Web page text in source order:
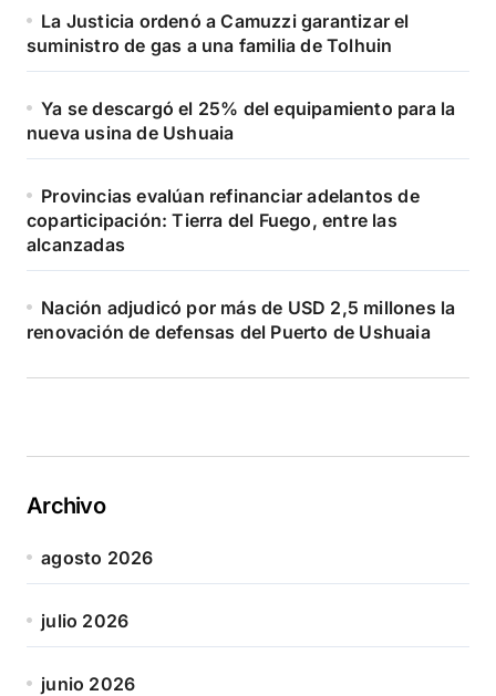
La Justicia ordenó a Camuzzi garantizar el
suministro de gas a una familia de Tolhuin
Ya se descargó el 25% del equipamiento para la
nueva usina de Ushuaia
Provincias evalúan refinanciar adelantos de
coparticipación: Tierra del Fuego, entre las
alcanzadas
Nación adjudicó por más de USD 2,5 millones la
renovación de defensas del Puerto de Ushuaia
Archivo
agosto 2026
julio 2026
junio 2026